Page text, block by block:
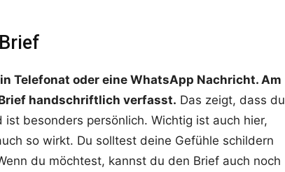
Telefonat oder eine WhatsApp Nachricht. Am
handschriftlich verfasst. Das zeigt, dass du
besonders persönlich. Wichtig ist auch hier,
so wirkt. Du solltest deine Gefühle schildern
du möchtest, kannst du den Brief auch noch